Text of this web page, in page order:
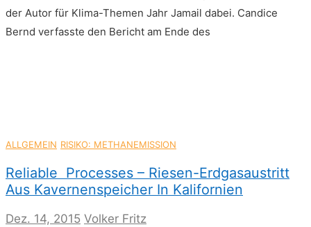
der Autor für Klima-Themen Jahr Jamail dabei. Candice
Bernd verfasste den Bericht am Ende des
ALLGEMEIN RISIKO: METHANEMISSION
Reliable Processes – Riesen-Erdgasaustritt
Aus Kavernenspeicher In Kalifornien
Dez. 14, 2015 Volker Fritz